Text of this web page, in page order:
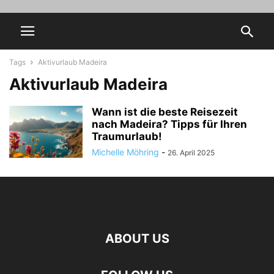
Tags Aktivurlaub Madeira
Aktivurlaub Madeira
Wann ist die beste Reisezeit
nach Madeira? Tipps für Ihren
Traumurlaub!
Michelle Möhring - 26. April 2025
ABOUT US